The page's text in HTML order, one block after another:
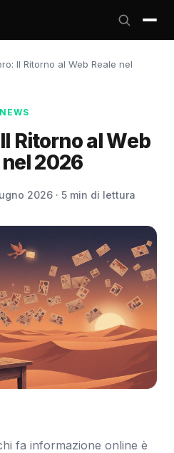
Il Ritorno al Web Reale nel
NEWS
Ritorno al Web
2026
2026 · 5 min di lettura
fa informazione online è